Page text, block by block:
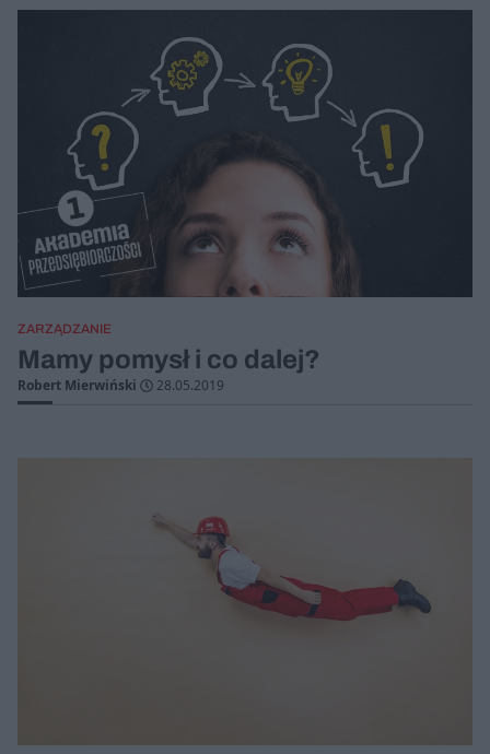
ZARZĄDZANIE
Mamy pomysł i co dalej?
Robert Mierwiński 28.05.2019